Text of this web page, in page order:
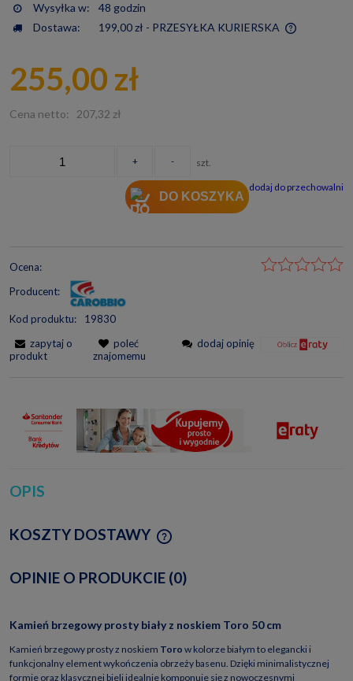
Wysyłka w:
48 godzin
Dostawa:
199,00 zł - PRZESYŁKA KURIERSKA
255,00 zł
Cena netto: 207,32 zł
+ - szt.
DO KOSZYKA
dodaj do przechowalni
Ocena:
Producent:
Kod produktu:
19830
zapytaj o
produkt
poleć
znajomemu
dodaj opinię
OPIS
KOSZTY DOSTAWY
CENA NIE ZAWIERA EWENTUALNYCH KOSZTÓW
OPINIE O PRODUKCIE (0)
Kamień brzegowy prosty biały z noskiem Toro 50 cm
Kamień brzegowy prosty z noskiem Toro w kolorze białym to elegancki i
funkcjonalny element wykończenia obrzeży basenu. Dzięki minimalistycznej
formie oraz klasycznej bieli idealnie komponuje się z nowoczesnymi